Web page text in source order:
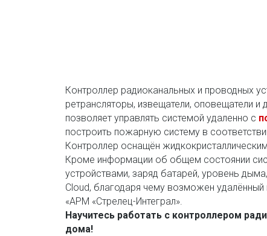
Контроллер радиоканальных и проводных
ретрансляторы, извещатели, оповещатели и
позволяет управлять системой удаленно с
построить пожарную систему в
Контроллер оснащён
Кроме информации об общем состоянии
устройствами, заряд батарей, уровень
Cloud, благодаря чему возможен удалённый
«АРМ «Стрелец-Интеграл».
Научитесь работать с контроллером
дома!